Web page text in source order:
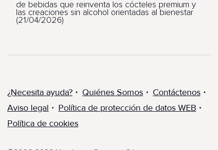
de bebidas que reinventa los cócteles premium y
las creaciones sin alcohol orientadas al bienestar
(21/04/2026)
¿Necesita ayuda? Quiénes Somos
Contáctenos
Aviso legal
Política de protección de datos WEB
Política de cookies